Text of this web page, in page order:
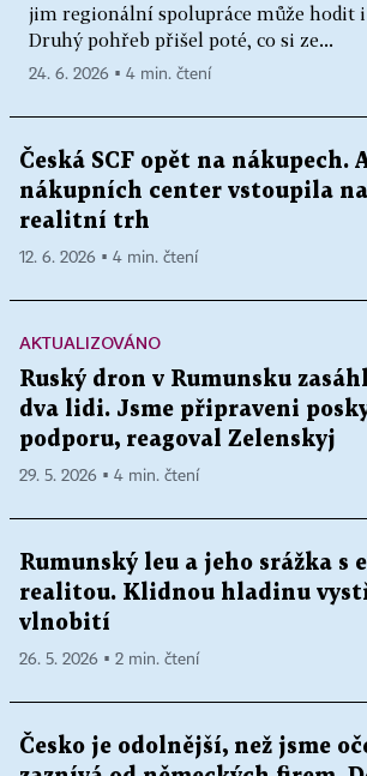
jim regionální spolupráce může hodit
Druhý pohřeb přišel poté, co si ze...
24. 6. 2026 ▪ 4 min. čtení
Česká SCF opět na nákupech.
nákupních center vstoupila
realitní trh
12. 6. 2026 ▪ 4 min. čtení
AKTUALIZOVÁNO
Ruský dron v Rumunsku
dva lidi. Jsme připraveni
podporu, reagoval Zelenskyj
29. 5. 2026 ▪ 4 min. čtení
Rumunský leu a jeho srážka s
realitou. Klidnou hladinu
vlnobití
26. 5. 2026 ▪ 2 min. čtení
Česko je odolnější, než jsme